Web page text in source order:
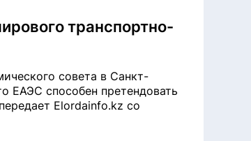
транспортно-
совета в Санкт-
ЕАЭС способен претендовать
Elordainfo.kz со